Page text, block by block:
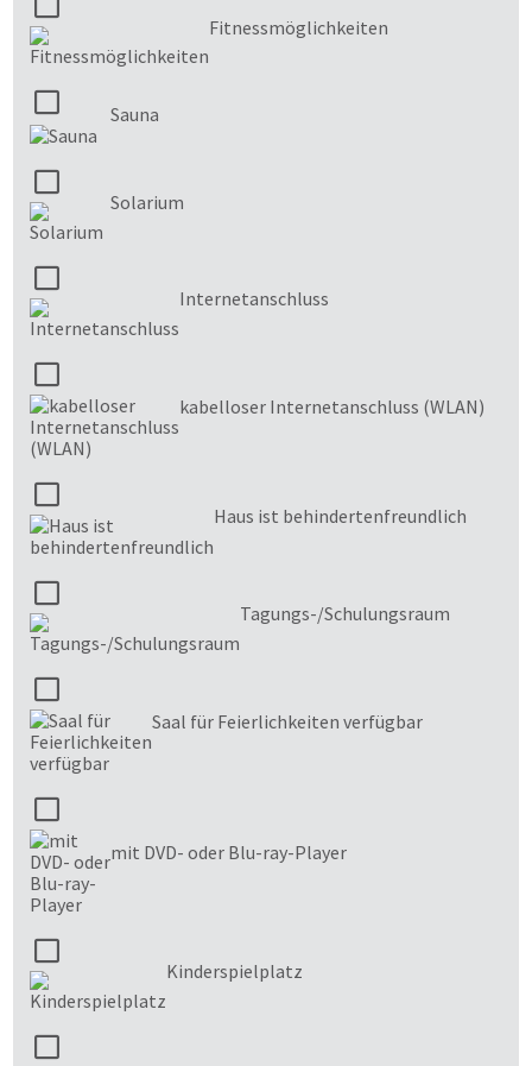
Fitnessmöglichkeiten
Sauna
Solarium
Internetanschluss
kabelloser Internetanschluss (WLAN)
Haus ist behindertenfreundlich
Tagungs-/Schulungsraum
Saal für Feierlichkeiten verfügbar
mit DVD- oder Blu-ray-Player
Kinderspielplatz